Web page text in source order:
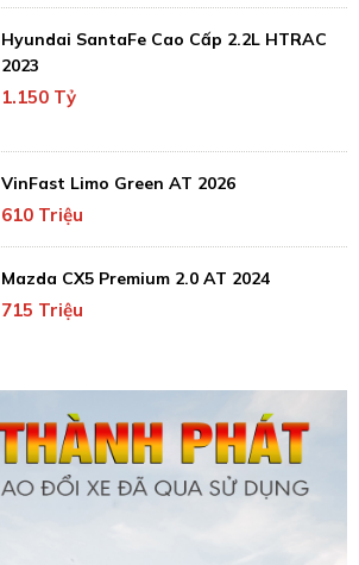
Hyundai SantaFe Cao Cấp 2.2L HTRAC
2023
1.150 Tỷ
VinFast Limo Green AT 2026
610 Triệu
Mazda CX5 Premium 2.0 AT 2024
715 Triệu